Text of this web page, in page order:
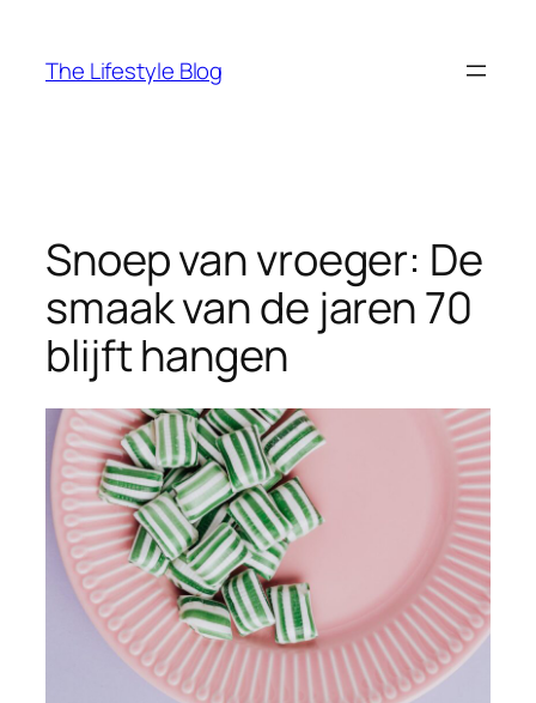
The Lifestyle Blog
Snoep van vroeger: De
smaak van de jaren 70
blijft hangen